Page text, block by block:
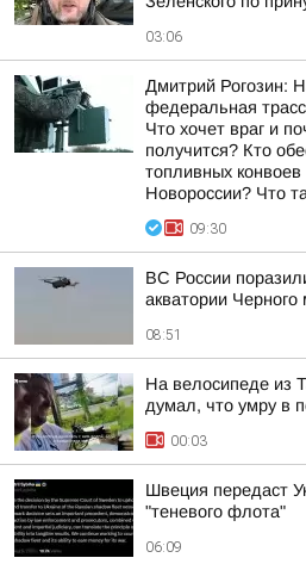
03:06
Дмитрий Рогозин:
федеральная
Что хочет враг и
получится? Кто
топливных
Новороссии? Что
09:30
ВС России
акватории Черного
08:51
На велосипеде из
думал, что умру в
00:03
Швеция передаст
"теневого флота"
06:09